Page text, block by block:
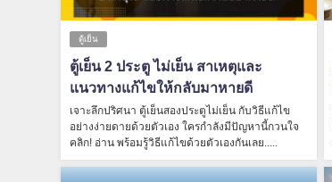
ตู้เย็น
ตู้เย็น 2 ประตู ไม่เย็น สาเหตุและ
แนวทางแก้ไขให้กลับมาหายดี
เจาะลึกปริศนา ตู้เย็นสองประตูไม่เย็น กับวิธีแก้ไข
อย่างง่ายดายด้วยตัวเอง ใครกำลังมีปัญหานี้กวนใจ
คลิก! อ่าน พร้อมรู้วิธีแก้ไขด้วยตัวเองกันเลย.....